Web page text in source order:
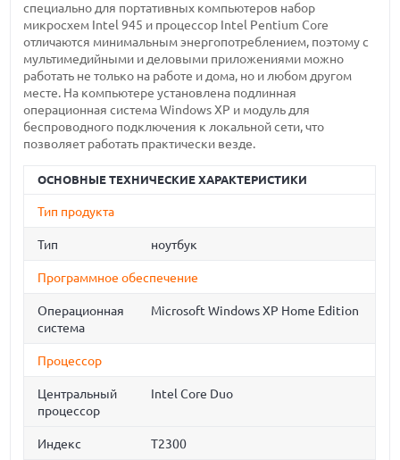
специально для портативных компьютеров набор
микросхем Intel 945 и процессор Intel Pentium Core
отличаются минимальным энергопотреблением, поэтому с
мультимедийными и деловыми приложениями можно
работать не только на работе и дома, но и любом другом
месте. На компьютере установлена подлинная
операционная система Windows XP и модуль для
беспроводного подключения к локальной сети, что
позволяет работать практически везде.
ОСНОВНЫЕ ТЕХНИЧЕСКИЕ ХАРАКТЕРИСТИКИ
Тип продукта
Тип ноутбук
Программное обеспечение
Операционная
система
Microsoft Windows XP Home Edition
Процессор
Центральный
процессор
Intel Core Duo
Индекс T2300